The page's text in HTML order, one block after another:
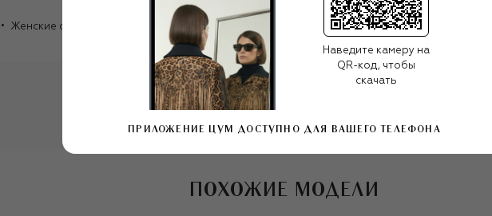
платина. Все очки выходят ограниченными сериями:
порядковый номер фиксируется прямо на изделии.
Женские очки Солнцезащитные очки sato eyewear
Все женские очки
sato eyewear
ПОХОЖИЕ МОДЕЛИ
Наведите камеру на
QR-код, чтобы
скачать
ПРИЛОЖЕНИЕ ЦУМ ДОСТУПНО ДЛЯ ВАШЕГО ТЕЛЕФОНА